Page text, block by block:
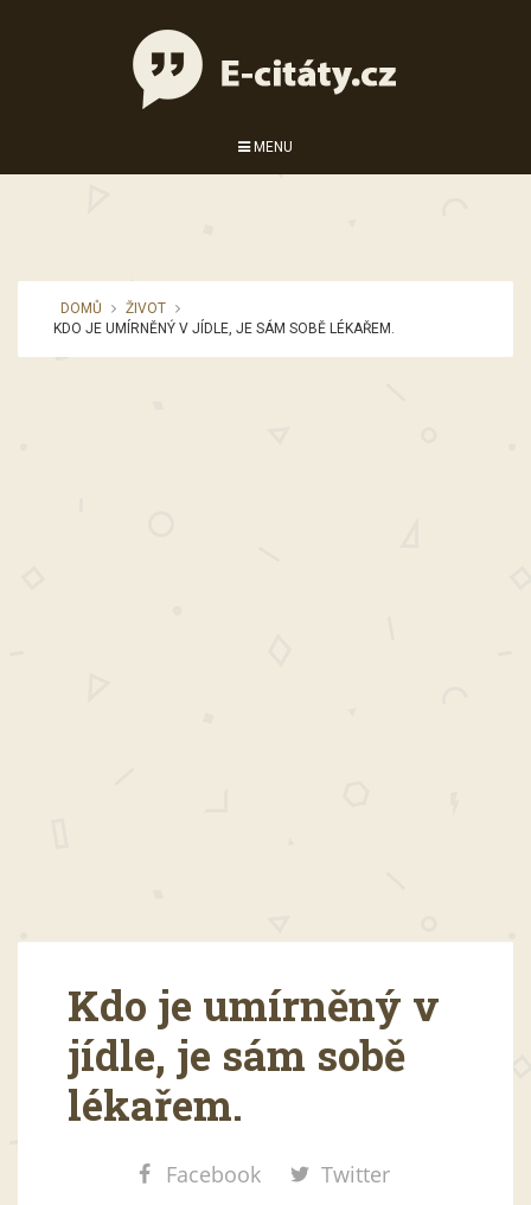
MENU
DOMŮ
ŽIVOT
KDO JE UMÍRNĚNÝ V JÍDLE, JE SÁM SOBĚ LÉKAŘEM.
Kdo je umírněný v
jídle, je sám sobě
lékařem.
Facebook
Twitter